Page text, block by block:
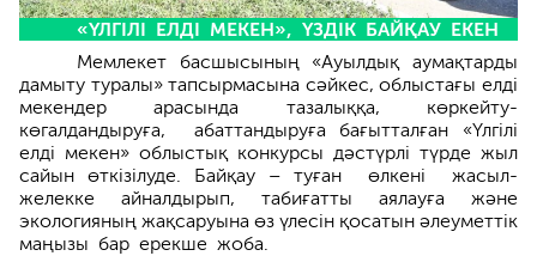
«ҮЛГІЛІ ЕЛДІ МЕКЕН», ҮЗДІК БАЙҚАУ ЕКЕН
Мемлекет басшысының «Ауылдық аумақ­тарды
дамыту туралы» тапсырмасына сәйкес, облыс­тағы елді
мекендер арасында та­за­лыққа, көркейту-
көгалдандыруға, абат­тандыруға ба­ғытталған «Үлгілі
елді мекен» облыстық кон­курсы дәс­түрлі түрде жыл
сайын өткізілуде. Байқау – туған өлкені жасыл-
желекке айналдырып, табиғатты аялау­ға және
экологияның жақсаруына өз үлесін қосатын әлеуметтік
маңызы бар ерекше жоба.